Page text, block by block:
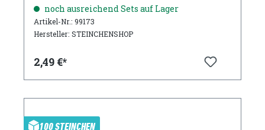
noch ausreichend Sets auf Lager
Artikel-Nr.: 99173
Hersteller: STEINCHENSHOP
2,49 €*
100 STEINCHEN